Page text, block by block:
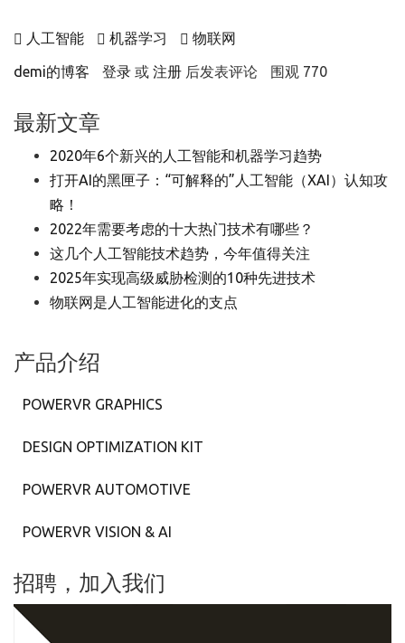
人工智能 机器学习 物联网
demi的博客 登录 或 注册 后发表评论 围观 770
最新文章
2020年6个新兴的人工智能和机器学习趋势
打开AI的黑匣子：“可解释的”人工智能（XAI）认知攻
略！
2022年需要考虑的十大热门技术有哪些？
这几个人工智能技术趋势，今年值得关注
2025年实现高级威胁检测的10种先进技术
物联网是人工智能进化的支点
产品介绍
POWERVR GRAPHICS
DESIGN OPTIMIZATION KIT
POWERVR AUTOMOTIVE
POWERVR VISION & AI
招聘，加入我们